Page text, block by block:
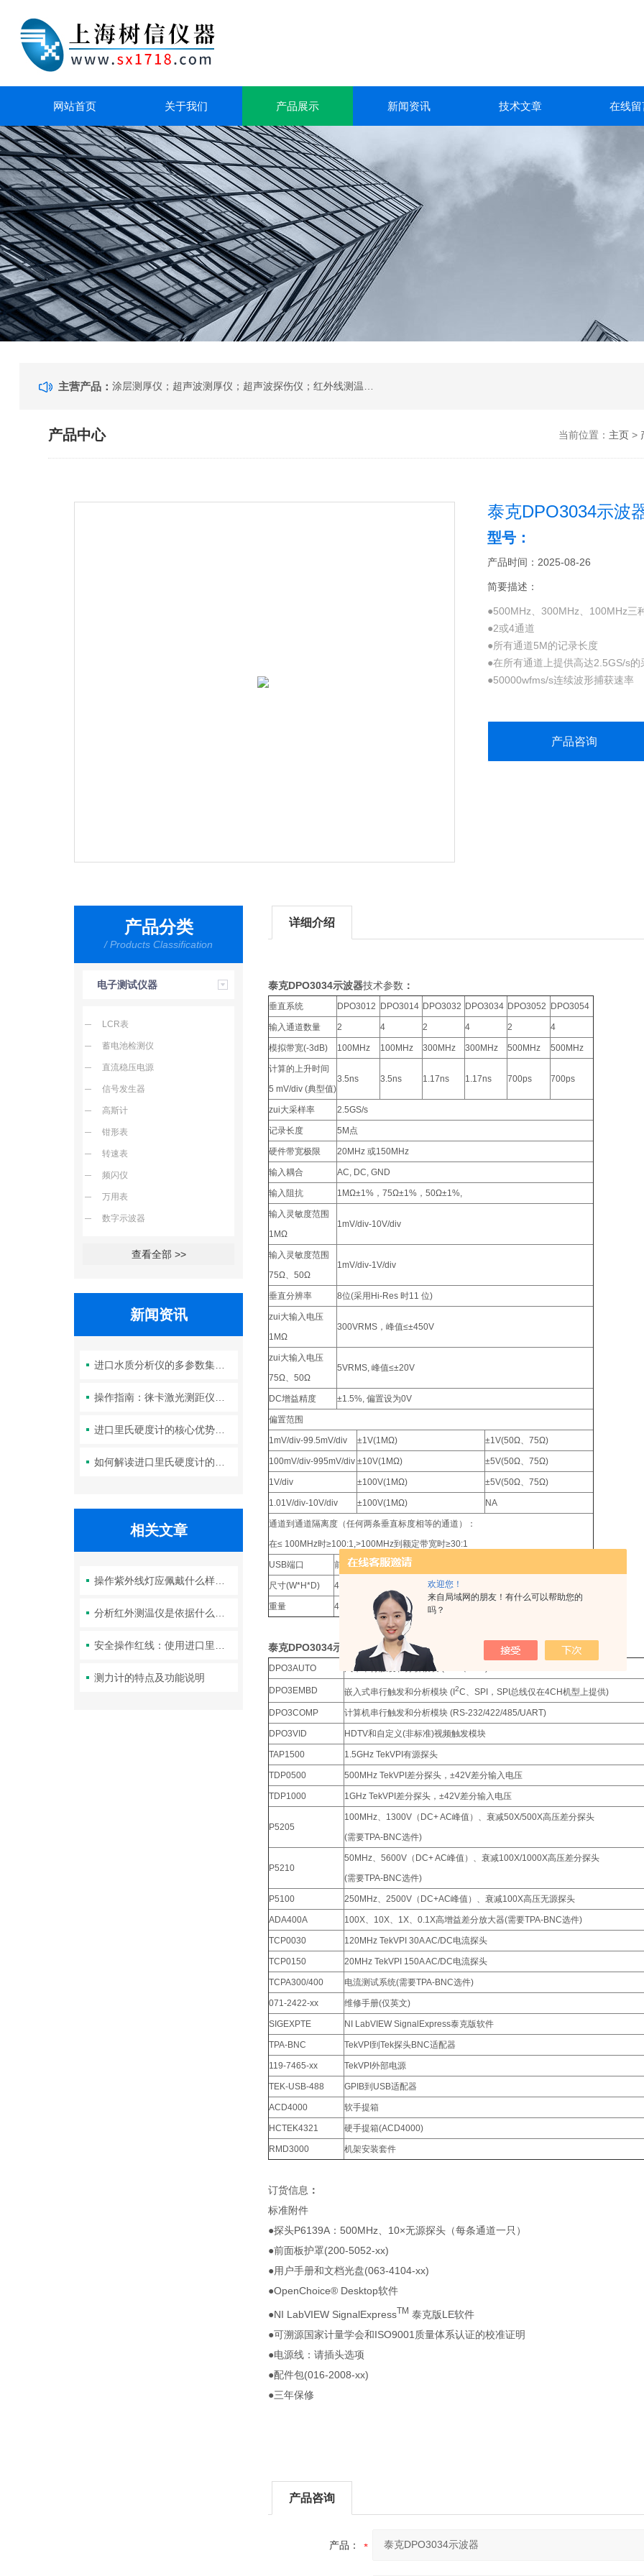
欢迎您！
来自局域网的朋友！有什么可以帮助您的
吗？
网站首页 关于我们 产品展示 新闻资讯 技术文章 在线留
主营产品：
产品中心 当前位置： 主页>
泰克DPO3034示波
型号：
产品时间：2025-08-26
简要描述：
●500MHz、300MHz、100MHz三
●2或4通道
●所有通道5M的记录长度
●在所有通道上提供高达2.5GS/s的
●50000wfms/s连续波形捕获速率
产品咨询
产品分类
/ Products Classification
电子测试仪器
LCR表
蓄电池检测仪
直流稳压电源
信号发生器
高斯计
钳形表
转速表
频闪仪
万用表
数字示波器
查看全部 >>
新闻资讯
进口水质分析仪的多参数集成检测技术与系统维护策略
进口里氏硬度计的核心优势：精度、耐用性与多功能性
相关文章
操作紫外线灯应佩戴什么样的防护眼镜
测力计的特点及功能说明
详细介绍
泰克DPO3034示波器技术参数 ：
垂直系统 DPO3012 DPO3014 DPO3032 DPO3034 DPO3052 DPO3054
输入通道数量 2 4 2 4 2 4
模拟带宽(-3dB) 100MHz 100MHz 300MHz 300MHz 500MHz 500MHz
计算的上升时间
5 mV/div (典型值)
3.5ns 3.5ns 1.17ns 1.17ns 700ps 700ps
zui大采样率 2.5GS/s
记录长度 5M点
硬件带宽极限 20MHz 或150MHz
输入耦合 AC, DC, GND
输入阻抗 1MΩ±1%，75Ω±1%，50Ω±1%,
输入灵敏度范围
1MΩ
1mV/div-10V/div
输入灵敏度范围
75Ω、50Ω
1mV/div-1V/div
垂直分辨率 8位(采用Hi-Res 时11 位)
zui大输入电压
1MΩ
300VRMS，峰值≤±450V
zui大输入电压
75Ω、50Ω
5VRMS, 峰值≤±20V
DC增益精度 ±1.5%, 偏置设为0V
偏置范围
1mV/div-99.5mV/div ±1V(1MΩ) ±1V(50Ω、75Ω)
100mV/div-995mV/div ±10V(1MΩ) ±5V(50Ω、75Ω)
1V/div ±100V(1MΩ) ±5V(50Ω、75Ω)
1.01V/div-10V/div ±100V(1MΩ) NA
通道到通道隔离度（任何两条垂直标度相等的通道）：
在≤ 100MHz时≥100:1,>100MHz到额定带宽时≥30:1
USB端口 前面板1个USB主机端口，机后1个USB主机端口、1个USB设备端口
尺寸(W*H*D) 416.6*203.2*137.2(mm)
重量 4.17Kg
泰克DPO3034示波器 选购配件：
DPO3AUTO 汽车串行触发和分析模块 (CAN、LIN)
DPO3EMBD 嵌入式串行触发和分析模块 (I2C、SPI，SPI总线仅在4CH机型上提供)
DPO3COMP 计算机串行触发和分析模块 (RS-232/422/485/UART)
DPO3VID HDTV和自定义(非标准)视频触发模块
TAP1500 1.5GHz TekVPI有源探头
TDP0500 500MHz TekVPI差分探头，±42V差分输入电压
TDP1000 1GHz TekVPI差分探头，±42V差分输入电压
P5205
100MHz、1300V（DC+ AC峰值）、衰减50X/500X高压差分探头
(需要TPA-BNC选件)
P5210
50MHz、5600V（DC+ AC峰值）、衰减100X/1000X高压差分探头
(需要TPA-BNC选件)
P5100 250MHz、2500V（DC+AC峰值）、衰减100X高压无源探头
ADA400A 100X、10X、1X、0.1X高增益差分放大器(需要TPA-BNC选件)
TCP0030 120MHz TekVPI 30A AC/DC电流探头
TCP0150 20MHz TekVPI 150A AC/DC电流探头
TCPA300/400 电流测试系统(需要TPA-BNC选件)
071-2422-xx 维修手册(仅英文)
SIGEXPTE NI LabVIEW SignalExpress泰克版软件
TPA-BNC TekVPI到Tek探头BNC适配器
119-7465-xx TekVPI外部电源
TEK-USB-488 GPIB到USB适配器
ACD4000 软手提箱
HCTEK4321 硬手提箱(ACD4000)
RMD3000 机架安装套件
订货信息 ：
标准附件
●探头P6139A：500MHz、10×无源探头（每条通道一只）
●前面板护罩(200-5052-xx)
●用户手册和文档光盘(063-4104-xx)
●OpenChoice® Desktop软件
●NI LabVIEW SignalExpressTM 泰克版LE软件
●可溯源国家计量学会和ISO9001质量体系认证的校准证明
●电源线：请插头选项
●配件包(016-2008-xx)
●三年保修
产品咨询
产品：